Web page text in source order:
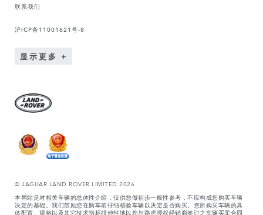
联系我们
沪ICP备11001621号-8
显示更多
© JAGUAR LAND ROVER LIMITED 2026
本网站是对相关车辆的总体性介绍，仅供您做初步一般性参考，不应构成您购买车辆
决定的基础。我们鼓励您在购车前仔细核验车辆以决定是否购买。您所购买车辆的具
体配置、规格以及其它技术指标排他性地以您与路虎授权经销商签订之车辆买卖合同